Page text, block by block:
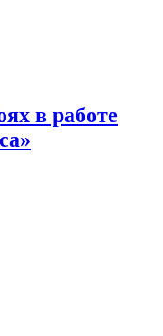
в работе